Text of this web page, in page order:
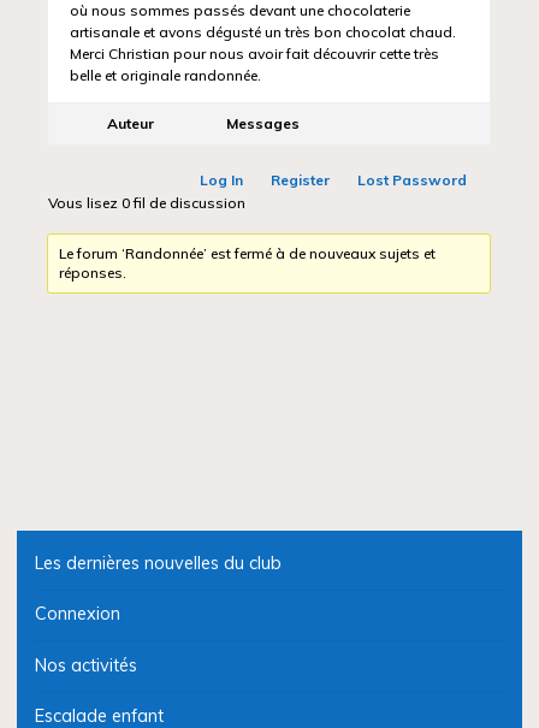
où nous sommes passés devant une chocolaterie
artisanale et avons dégusté un très bon chocolat chaud.
Merci Christian pour nous avoir fait découvrir cette très
belle et originale randonnée.
Auteur Messages
Log In Register
Lost Password
Vous lisez 0 fil de discussion
Le forum ‘Randonnée’ est fermé à de nouveaux sujets et
réponses.
Les dernières nouvelles du club
Connexion
Nos activités
Escalade enfant